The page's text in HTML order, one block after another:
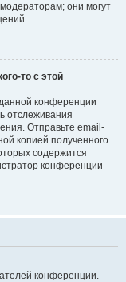
они могут
то с этой
конференции
отслеживания
Отправьте email-
копией полученного
содержится
конференции
конференции.